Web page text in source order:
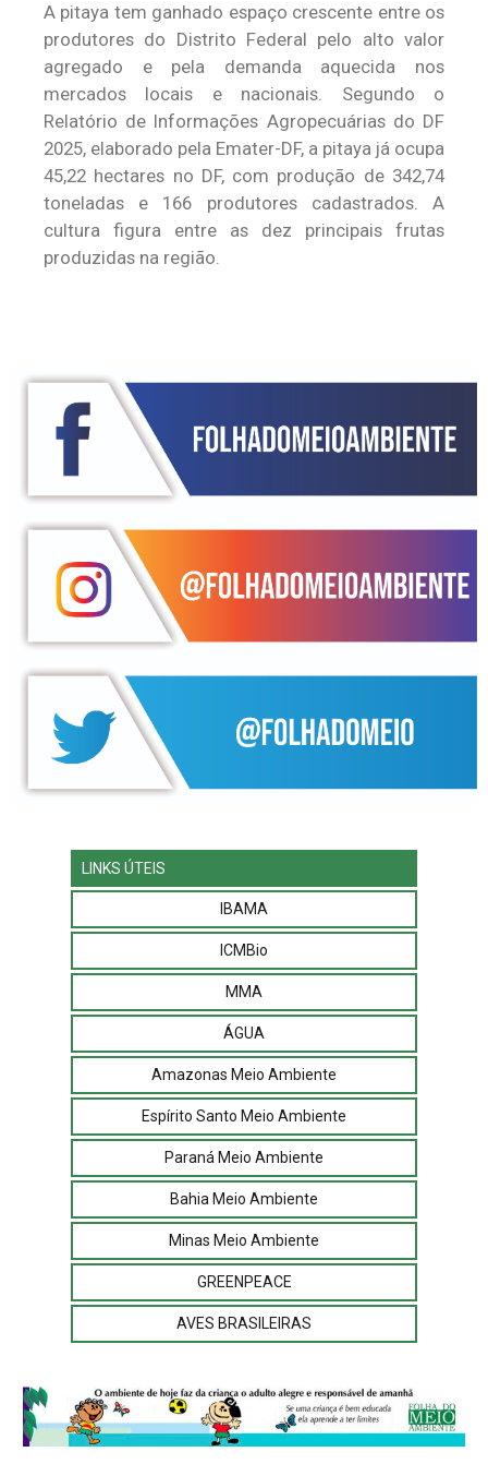
A pitaya tem ganhado espaço crescente entre os
produtores do Distrito Federal pelo alto valor
agregado e pela demanda aquecida nos
mercados locais e nacionais. Segundo o
Relatório de Informações Agropecuárias do DF
2025, elaborado pela Emater-DF, a pitaya já ocupa
45,22 hectares no DF, com produção de 342,74
toneladas e 166 produtores cadastrados. A
cultura figura entre as dez principais frutas
produzidas na região.
LINKS ÚTEIS
IBAMA
ICMBio
MMA
ÁGUA
Amazonas Meio Ambiente
Espírito Santo Meio Ambiente
Paraná Meio Ambiente
Bahia Meio Ambiente
Minas Meio Ambiente
GREENPEACE
AVES BRASILEIRAS